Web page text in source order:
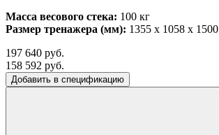
Масса весового стека: 100 кг
Размер тренажера (мм): 1355 x 1058 x 1500
197 640 руб.
158 592 руб.
Добавить в спецификацию